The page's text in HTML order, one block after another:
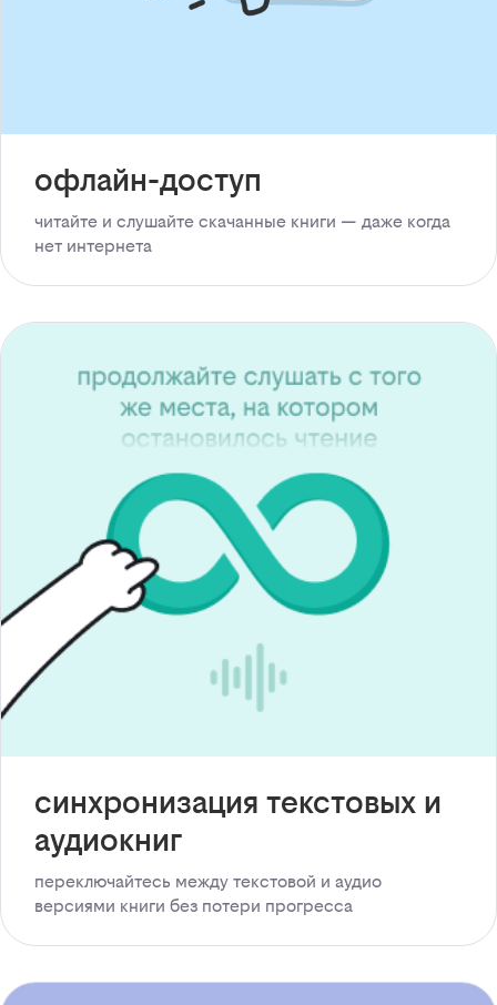
офлайн-доступ
читайте и слушайте скачанные книги — даже когда
нет интернета
синхронизация текстовых и
аудиокниг
переключайтесь между текстовой и аудио
версиями книги без потери прогресса